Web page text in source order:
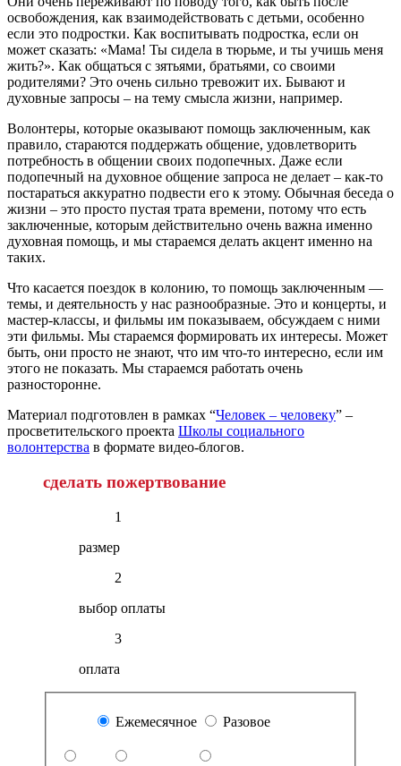
освобождения, как взаимодействовать с детьми, особенно
если это подростки. Как воспитывать подростка, если он
может сказать: «Мама! Ты сидела в тюрьме, и ты учишь меня
жить?». Как общаться с зятьями, братьями, со своими
родителями? Это очень сильно тревожит их. Бывают и
духовные запросы – на тему смысла жизни, например.
Волонтеры, которые оказывают помощь заключенным, как
правило, стараются поддержать общение, удовлетворить
потребность в общении своих подопечных. Даже если
подопечный на духовное общение запроса не делает – как-то
постараться аккуратно подвести его к этому. Обычная беседа о
жизни – это просто пустая трата времени, потому что есть
заключенные, которым действительно очень важна именно
духовная помощь, и мы стараемся делать акцент именно на
таких.
Что касается поездок в колонию, то помощь заключенным —
темы, и деятельность у нас разнообразные. Это и концерты, и
мастер-классы, и фильмы им показываем, обсуждаем с ними
эти фильмы. Мы стараемся формировать их интересы. Может
быть, они просто не знают, что им что-то интересно, если им
этого не показать. Мы стараемся работать очень
разносторонне.
Материал подготовлен в рамках “Человек – человеку” –
просветительского проекта Школы социального
волонтерства в формате видео-блогов.
сделать пожертвование
1
размер
2
выбор оплаты
3
оплата
Ежемесячное Разовое